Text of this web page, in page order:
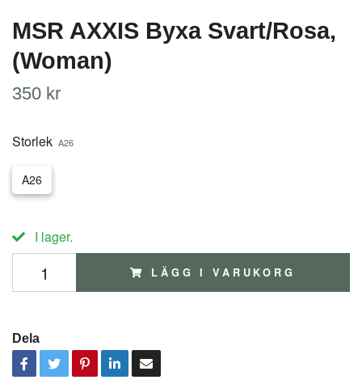
MSR AXXIS Byxa Svart/Rosa,
(Woman)
350 kr
Storlek A26
A26
I lager.
LÄGG I VARUKORG
Dela